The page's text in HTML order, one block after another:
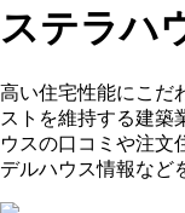
ステラハ
高い住宅性能にこだ
ストを維持する建築
ウスの口コミや注文
デルハウス情報など